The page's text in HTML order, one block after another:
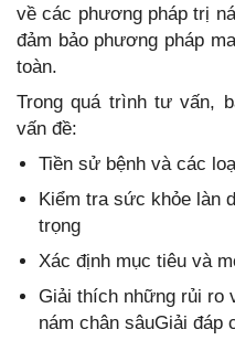
về các phương pháp trị
đảm bảo phương pháp
toàn.
Trong quá trình tư vấn,
vấn đề:
Tiền sử bệnh và các
Kiểm tra sức khỏe làn
trọng
Xác định mục tiêu và
Giải thích những rủi ro
nám chân sâuGiải đáp